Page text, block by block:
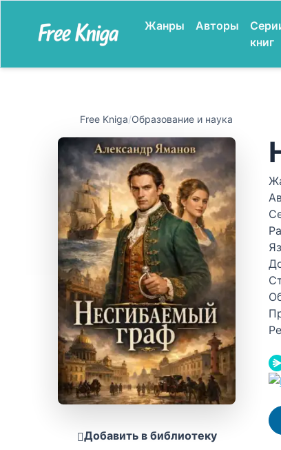
Жанры Авторы
книг
Free Kniga/Образование и наука
Добавить в библиотеку